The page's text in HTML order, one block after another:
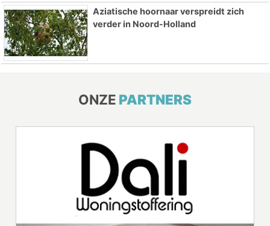
Aziatische hoornaar verspreidt zich
verder in Noord-Holland
ONZE PARTNERS